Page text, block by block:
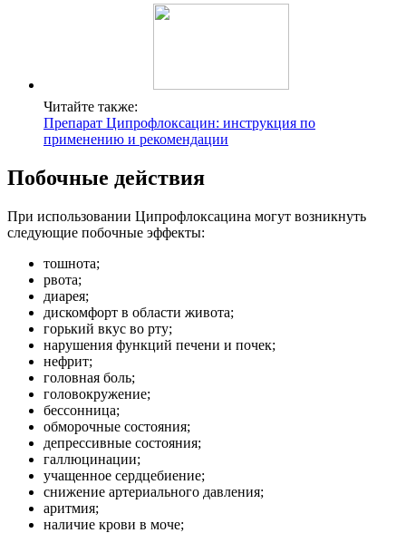
Читайте также:
Препарат Ципрофлоксацин: инструкция по
применению и рекомендации
Побочные действия
При использовании Ципрофлоксацина могут возникнуть
следующие побочные эффекты:
тошнота;
рвота;
диарея;
дискомфорт в области живота;
горький вкус во рту;
нарушения функций печени и почек;
нефрит;
головная боль;
головокружение;
бессонница;
обморочные состояния;
депрессивные состояния;
галлюцинации;
учащенное сердцебиение;
снижение артериального давления;
аритмия;
наличие крови в моче;